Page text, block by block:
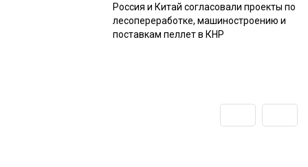
Россия и Китай согласовали проекты по
лесопереработке, машиностроению и
поставкам пеллет в КНР